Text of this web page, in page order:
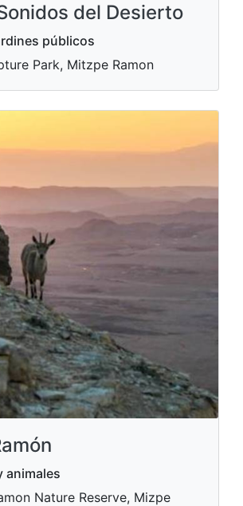
del Desierto
públicos
Park, Mitzpe Ramon
animales
Nature Reserve, Mizpe